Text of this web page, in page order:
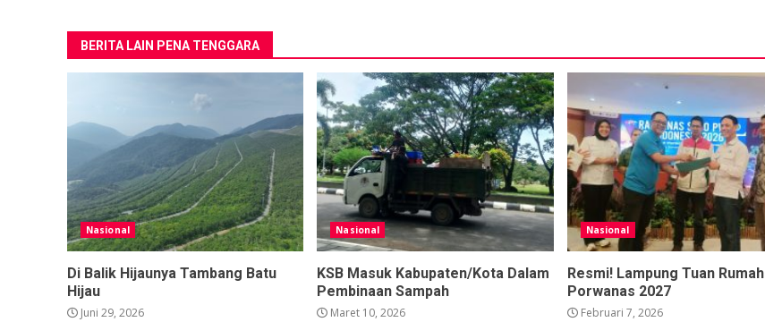
BERITA LAIN PENA TENGGARA
Nasional
Di Balik Hijaunya Tambang Batu
Hijau
Juni 29, 2026
Nasional
KSB Masuk Kabupaten/Kota Dalam
Pembinaan Sampah
Maret 10, 2026
Nasional
Resmi! Lampung Tuan Rumah
Porwanas 2027
Februari 7, 2026